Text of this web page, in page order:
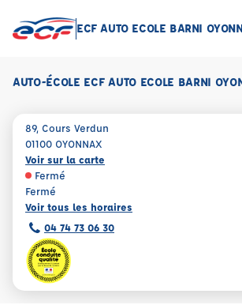
ECF AUTO ECOLE BARNI
AUTO-ÉCOLE ECF AUTO ECOLE BARNI
89, Cours Verdun
01100 OYONNAX
Voir sur la carte
Fermé
Fermé
Voir tous les horaires
04 74 73 06 30